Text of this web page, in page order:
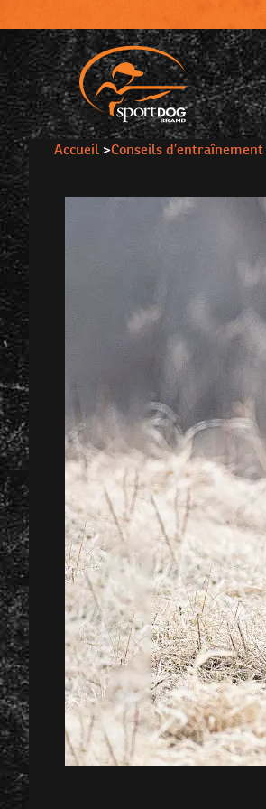
Accueil >Conseils d’entraînement